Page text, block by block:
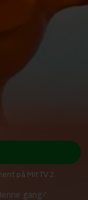
gang?.
på Mit TV 2.